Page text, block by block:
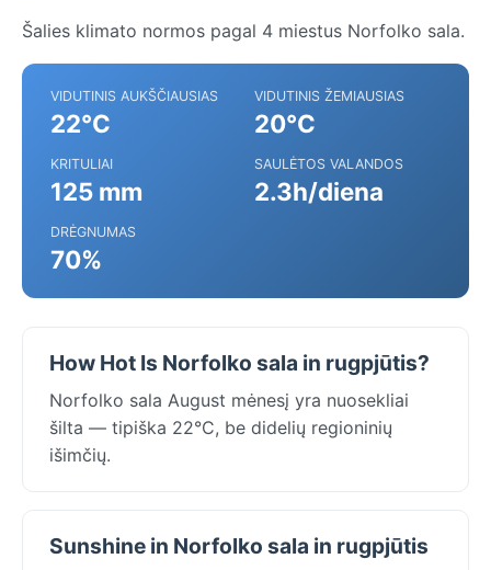
Šalies klimato normos pagal 4 miestus Norfolko sala.
VIDUTINIS AUKŠČIAUSIAS
22°C
VIDUTINIS ŽEMIAUSIAS
20°C
KRITULIAI
125 mm
SAULĖTOS VALANDOS
2.3h/diena
DRĖGNUMAS
70%
How Hot Is Norfolko sala in rugpjūtis?
Norfolko sala August mėnesį yra nuosekliai
šilta — tipiška 22°C, be didelių regioninių
išimčių.
Sunshine in Norfolko sala in rugpjūtis